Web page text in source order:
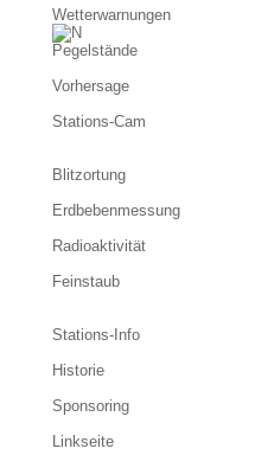
Wetterwarnungen
Pegelstände
Vorhersage
Stations-Cam
Blitzortung
Erdbebenmessung
Radioaktivität
Feinstaub
Stations-Info
Historie
Sponsoring
Linkseite